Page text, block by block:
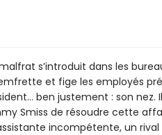
s’introduit dans les
et fige les employés
ben justement : son nez.
Smiss de résoudre cette
incompétente, un